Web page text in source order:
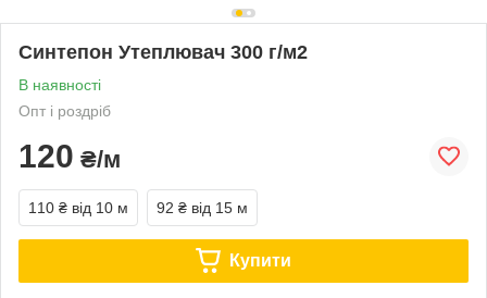
Синтепон Утеплювач 300 г/м2
В наявності
Опт і роздріб
120 ₴/м
110 ₴ від 10 м 92 ₴ від 15 м
Купити